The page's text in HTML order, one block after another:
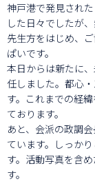
神戸港で発見され
した日々でしたが
先生方をはじめ、
ぱいです。
本日からは新たに
任しました。都心
す。これまでの経
ております。
あと、会派の政調
ています。しっか
す。活動写真を含
す。